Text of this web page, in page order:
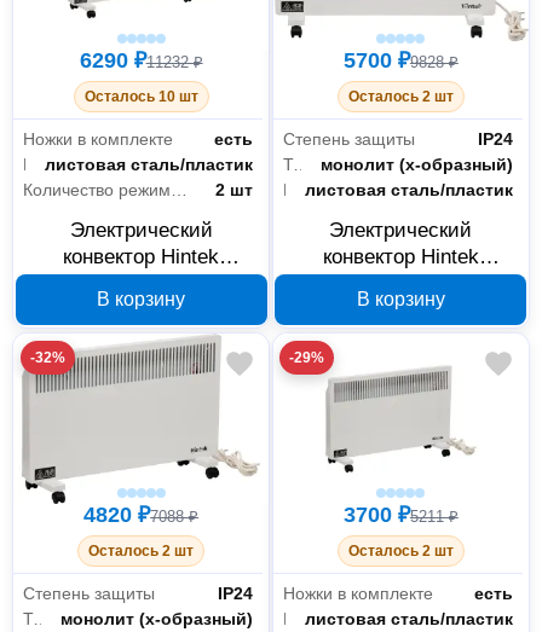
6290 ₽11232 ₽
Осталось 10 шт
Ножки в комплекте
есть
Материал корпуса
листовая сталь/пластик
2 шт
Электрический
конвектор Hintek
04.05.01.214598
В корзину
5700 ₽9828 ₽
Осталось 2 шт
Степень защиты
IP24
Тип нагревательного элемента
монолит (х-образный)
Материал корпуса
листовая сталь/пластик
Электрический
конвектор Hintek
04.05.01.214597
В корзину
-32%
4820 ₽7088 ₽
Осталось 2 шт
Степень защиты
IP24
Тип нагревательного элемента
монолит (х-образный)
-29%
3700 ₽5211 ₽
Осталось 2 шт
Ножки в комплекте
есть
Материал корпуса
листовая сталь/пластик